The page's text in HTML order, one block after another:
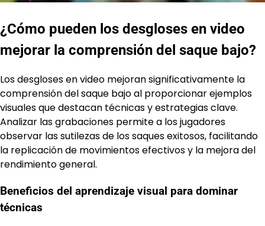
¿Cómo pueden los desgloses en video
mejorar la comprensión del saque bajo?
Los desgloses en video mejoran significativamente la
comprensión del saque bajo al proporcionar ejemplos
visuales que destacan técnicas y estrategias clave.
Analizar las grabaciones permite a los jugadores
observar las sutilezas de los saques exitosos, facilitando
la replicación de movimientos efectivos y la mejora del
rendimiento general.
Beneficios del aprendizaje visual para dominar
técnicas